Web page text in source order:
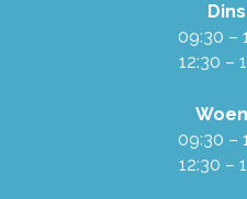
Werken in de
Onze
Stel je vraag!
09:30 –
12:30 –
09:30 –
12:30 –